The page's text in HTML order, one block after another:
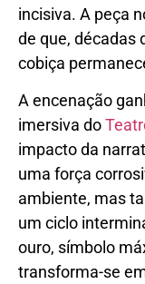
incisiva. A peça
de que, décadas
cobiça
A encenação
imersiva do
impacto da
uma força
ambiente, mas
um ciclo
ouro, símbolo
transforma-se